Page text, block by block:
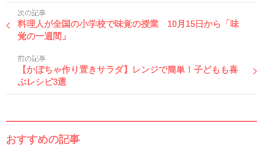
次の記事
料理人が全国の小学校で味覚の授業 10月15日から「味
覚の一週間」
前の記事
【かぼちゃ作り置きサラダ】レンジで簡単！子どもも喜
ぶレシピ3選
おすすめの記事